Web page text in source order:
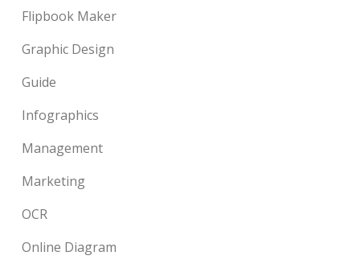
Flipbook Maker
Graphic Design
Guide
Infographics
Management
Marketing
OCR
Online Diagram